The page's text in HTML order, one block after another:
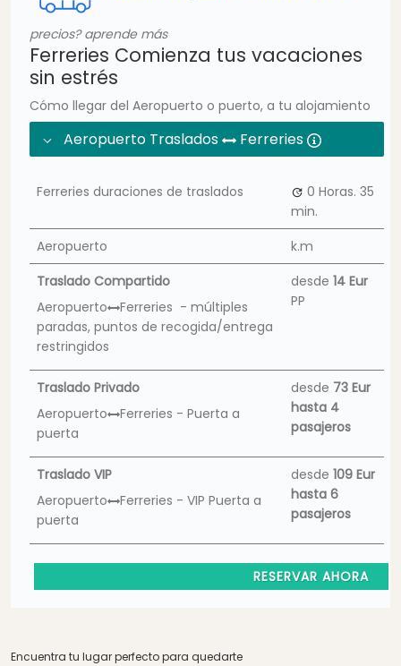
precios? aprende más
Ferreries Comienza tus vacaciones
sin estrés
Cómo llegar del Aeropuerto o puerto, a tu alojamiento
Aeropuerto Traslados Ferreries
Ferreries duraciones de traslados 0 Horas. 35
min.
Aeropuerto
k.m
Traslado Compartido
Aeropuerto
Ferreries - múltiples
paradas, puntos de recogida/entrega
restringidos
desde 14 Eur
PP
Traslado Privado
Aeropuerto
Ferreries - Puerta a
puerta
desde 73 Eur
hasta 4
pasajeros
Traslado VIP
Aeropuerto
Ferreries - VIP Puerta a
puerta
desde 109 Eur
hasta 6
pasajeros
RESERVAR AHORA
Encuentra tu lugar perfecto para quedarte